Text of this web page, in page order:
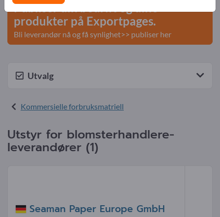
Publiser din bedrift og dine
produkter på Exportpages.
Bli leverandør nå og få synlighet>> publiser her
Utvalg
Kommersielle forbruksmatriell
Utstyr for blomsterhandlere-
leverandører (1)
Seaman Paper Europe GmbH